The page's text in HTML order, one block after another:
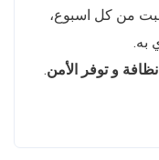
من كل اسبوع،
به.
و توفر الأمن.